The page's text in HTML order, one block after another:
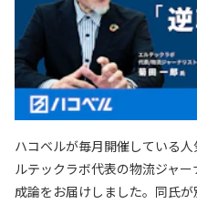
ハコベルが毎月開催している
ルテックラボ代表の物流ジャ
成論をお届けしました。同氏